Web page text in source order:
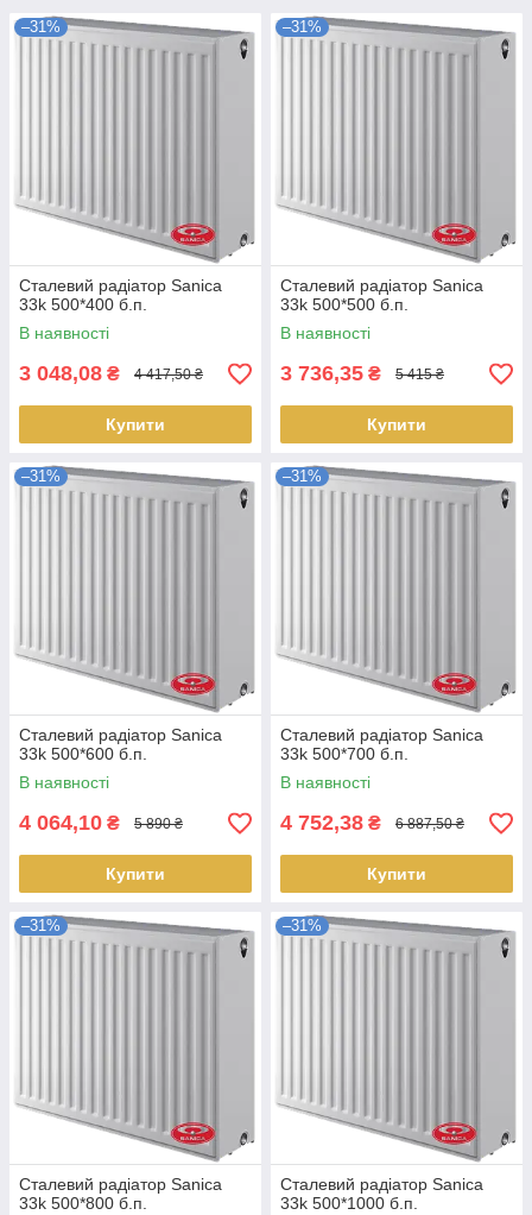
–31%
Сталевий радіатор Sanica
33k 500*400 б.п.
В наявності
3 048,08 ₴ 4 417,50 ₴
Купити
–31%
Сталевий радіатор Sanica
33k 500*500 б.п.
В наявності
3 736,35 ₴ 5 415 ₴
Купити
–31%
Сталевий радіатор Sanica
33k 500*600 б.п.
В наявності
4 064,10 ₴ 5 890 ₴
Купити
–31%
Сталевий радіатор Sanica
33k 500*700 б.п.
В наявності
4 752,38 ₴ 6 887,50 ₴
Купити
–31%
Сталевий радіатор Sanica
33k 500*800 б.п.
–31%
Сталевий радіатор Sanica
33k 500*1000 б.п.